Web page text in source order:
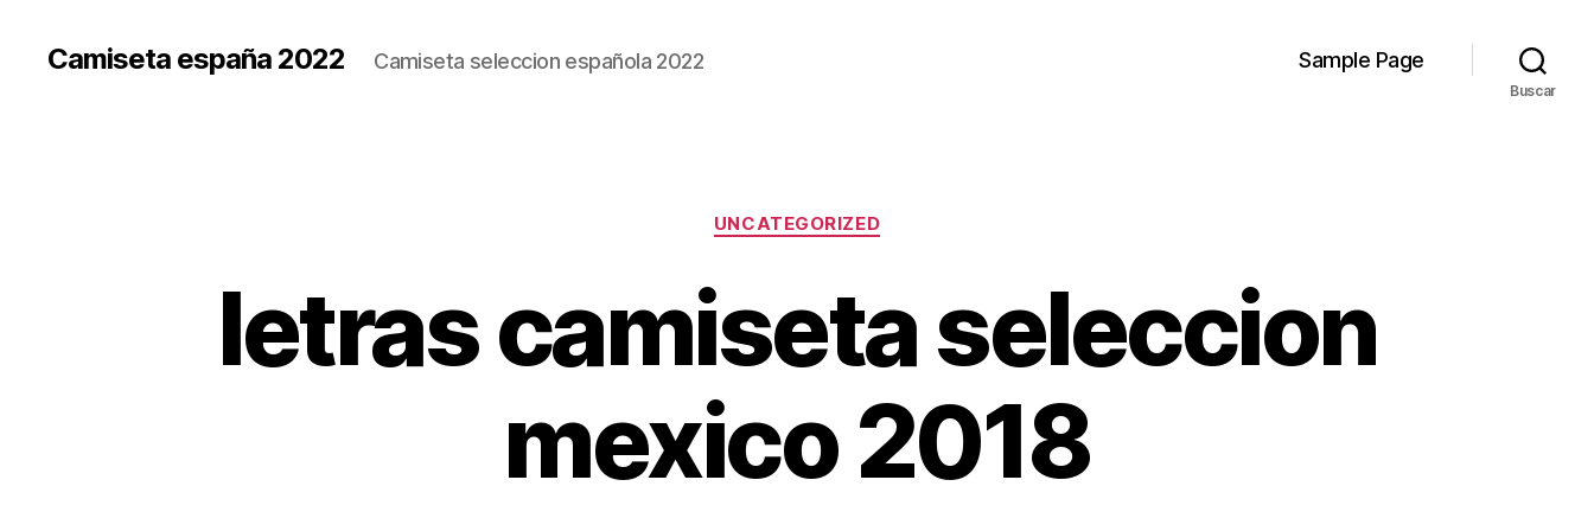
Camiseta españa 2022 Camiseta seleccion española 2022 Sample Page
Buscar
Categorías
UNCATEGORIZED
letras camiseta seleccion
mexico 2018